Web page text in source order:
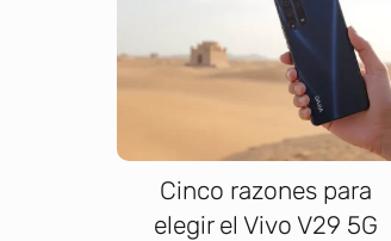
Cinco razones para
elegir el Vivo V29 5G